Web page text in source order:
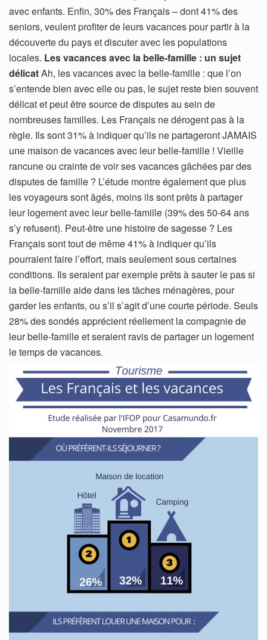
avec enfants. Enfin, 30% des Français – dont 41% des
seniors, veulent profiter de leurs vacances pour partir à la
découverte du pays et discuter avec les populations
locales. Les vacances avec la belle-famille : un sujet
délicatAh, les vacances avec la belle-famille : que l’on
s’entende bien avec elle ou pas, le sujet reste bien souvent
délicat et peut être source de disputes au sein de
nombreuses familles. Les Français ne dérogent pas à la
règle. Ils sont 31% à indiquer qu’ils ne partageront JAMAIS
une maison de vacances avec leur belle-famille ! Vieille
rancune ou crainte de voir ses vacances gâchées par des
disputes de famille ? L’étude montre également que plus
les voyageurs sont âgés, moins ils sont prêts à partager
leur logement avec leur belle-famille (39% des 50-64 ans
s’y refusent). Peut-être une histoire de sagesse ? Les
Français sont tout de même 41% à indiquer qu’ils
pourraient faire l’effort, mais seulement sous certaines
conditions. Ils seraient par exemple prêts à sauter le pas si
la belle-famille aide dans les tâches ménagères, pour
garder les enfants, ou s’il s’agit d’une courte période. Seuls
28% des sondés apprécient réellement la compagnie de
leur belle-famille et seraient ravis de partager un logement
le temps de vacances.